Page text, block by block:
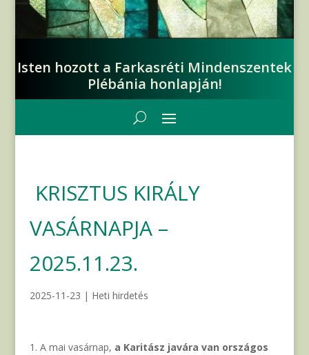
Isten hozott a Farkasréti Mindenszentek
Plébánia honlapján!
KRISZTUS KIRÁLY
VASÁRNAPJA –
2025.11.23.
2025-11-23 | Heti hirdetés
A mai vasárnap, a Karitász javára van országos